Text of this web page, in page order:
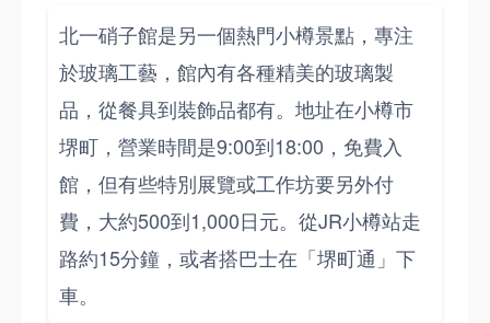
北一硝子館是另一個熱門小樽景點，專注
於玻璃工藝，館內有各種精美的玻璃製
品，從餐具到裝飾品都有。地址在小樽市
堺町，營業時間是9:00到18:00，免費入
館，但有些特別展覽或工作坊要另外付
費，大約500到1,000日元。從JR小樽站走
路約15分鐘，或者搭巴士在「堺町通」下
車。